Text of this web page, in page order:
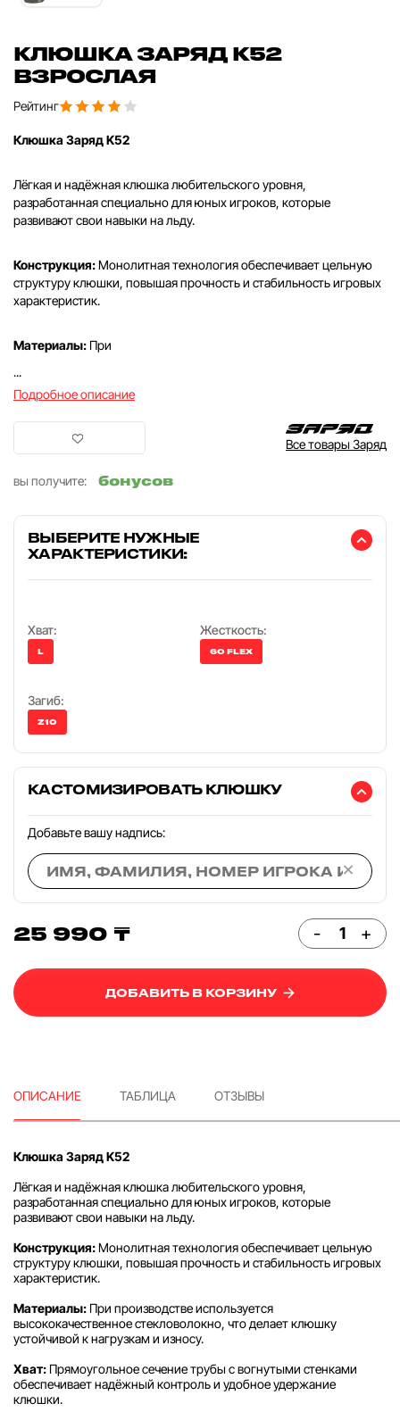
КЛЮШКА ЗАРЯД K52
ВЗРОСЛАЯ
Рейтинг
Клюшка Заряд K52
Лёгкая и надёжная клюшка любительского уровня,
разработанная специально для юных игроков, которые
развивают свои навыки на льду.
Конструкция:Монолитная технология обеспечивает цельную
структуру клюшки, повышая прочность и стабильность игровых
характеристик.
Материалы: При
...
Подробное описание
Все товары Заряд
вы получите: бонусов
ВЫБЕРИТЕ НУЖНЫЕ
ХАРАКТЕРИСТИКИ:
Хват:
L
Жесткость:
60 FLEX
Загиб:
Z10
КАСТОМИЗИРОВАТЬ КЛЮШКУ
Добавьте вашу надпись:
×
25 990 ₸ - +
ДОБАВИТЬ В КОРЗИНУ
ОПИСАНИЕ ТАБЛИЦА ОТЗЫВЫ
Клюшка Заряд K52
Лёгкая и надёжная клюшка любительского уровня,
разработанная специально для юных игроков, которые
развивают свои навыки на льду.
Конструкция:Монолитная технология обеспечивает цельную
структуру клюшки, повышая прочность и стабильность игровых
характеристик.
Материалы: При производстве используется
высококачественное стекловолокно, что делает клюшку
устойчивой к нагрузкам и износу.
Хват: Прямоугольное сечение трубы с вогнутыми стенками
обеспечивает надёжный контроль и удобное удержание
клюшки.